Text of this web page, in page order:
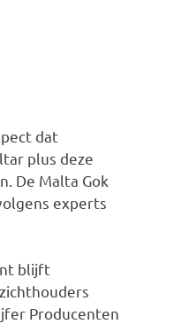
dat
plus deze
De Malta Gok
experts
blijft
Producenten